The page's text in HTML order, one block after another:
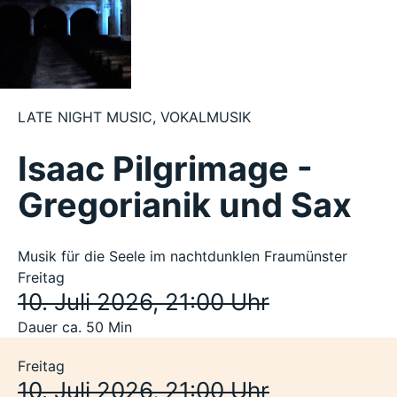
LATE NIGHT MUSIC, VOKALMUSIK
Isaac Pilgrimage -
Gregorianik und Sax
Musik für die Seele im nachtdunklen Fraumünster
Freitag
10. Juli 2026, 21:00 Uhr
Dauer ca. 50 Min
Freitag
10. Juli 2026, 21:00 Uhr